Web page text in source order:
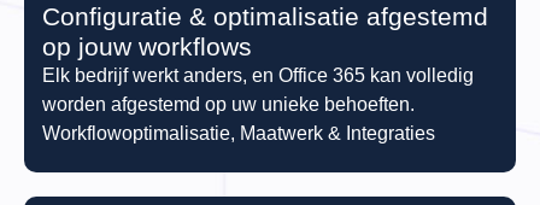
Configuratie & optimalisatie afgestemd
op jouw workflows
Elk bedrijf werkt anders, en Office 365 kan volledig
worden afgestemd op uw unieke behoeften.
Workflowoptimalisatie, Maatwerk & Integraties